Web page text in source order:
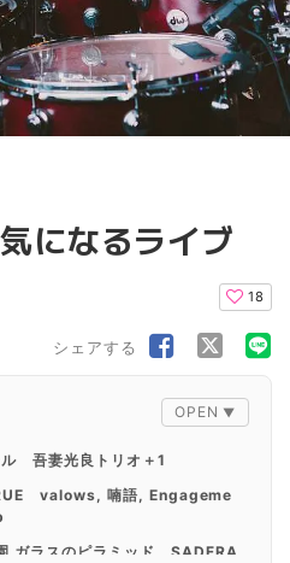
になるライブ
18
シェアする
吾妻光良トリオ＋1
valows, 喃語, Engageme
ガラスのピラミッド SADFRA